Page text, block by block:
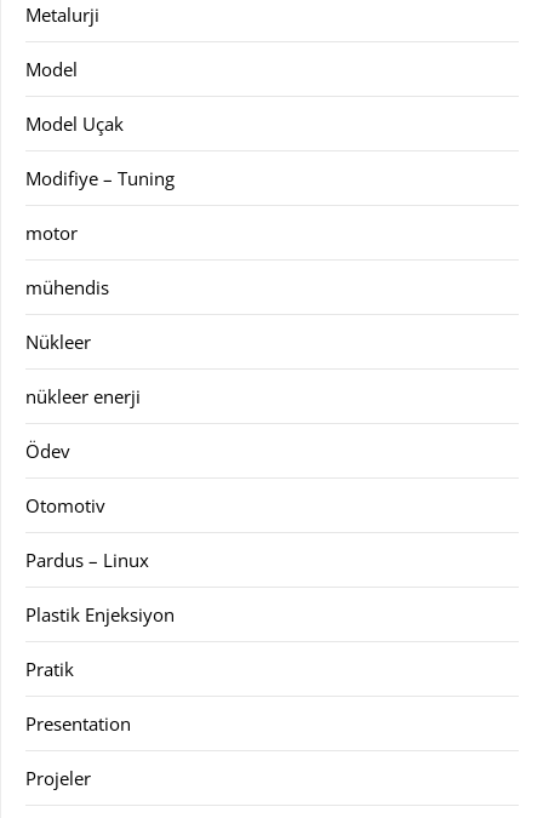
Metalurji
Model
Model Uçak
Modifiye – Tuning
motor
mühendis
Nükleer
nükleer enerji
Ödev
Otomotiv
Pardus – Linux
Plastik Enjeksiyon
Pratik
Presentation
Projeler